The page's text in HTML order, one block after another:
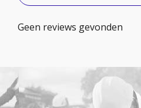
Geen reviews gevonden